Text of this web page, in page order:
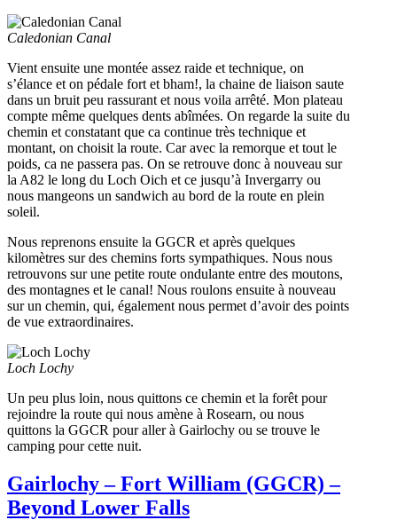
Caledonian Canal
Vient ensuite une montée assez raide et technique, on
s’élance et on pédale fort et bham!, la chaine de liaison saute
dans un bruit peu rassurant et nous voila arrêté. Mon plateau
compte même quelques dents abîmées. On regarde la suite du
chemin et constatant que ca continue très technique et
montant, on choisit la route. Car avec la remorque et tout le
poids, ca ne passera pas. On se retrouve donc à nouveau sur
la A82 le long du Loch Oich et ce jusqu’à Invergarry ou
nous mangeons un sandwich au bord de la route en plein
soleil.
Nous reprenons ensuite la GGCR et après quelques
kilomètres sur des chemins forts sympathiques. Nous nous
retrouvons sur une petite route ondulante entre des moutons,
des montagnes et le canal! Nous roulons ensuite à nouveau
sur un chemin, qui, également nous permet d’avoir des points
de vue extraordinaires.
Loch Lochy
Un peu plus loin, nous quittons ce chemin et la forêt pour
rejoindre la route qui nous amène à Rosearn, ou nous
quittons la GGCR pour aller à Gairlochy ou se trouve le
camping pour cette nuit.
Gairlochy – Fort William (GGCR) –
Beyond Lower Falls